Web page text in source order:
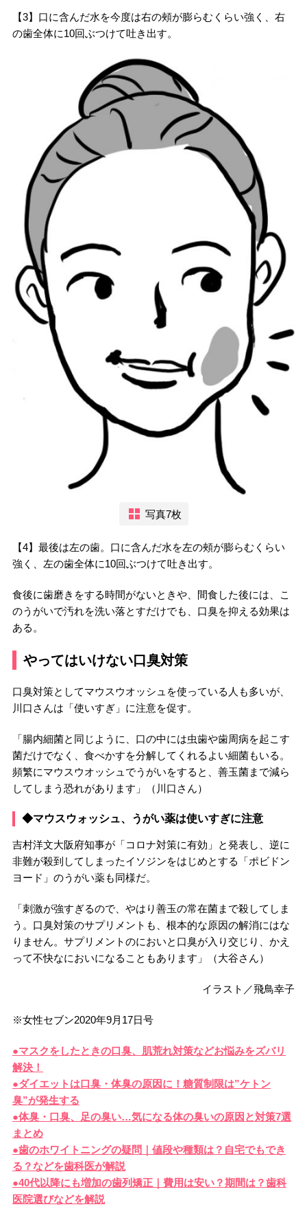
【3】口に含んだ水を今度は右の頰が膨らむくらい強く、右
の歯全体に10回ぶつけて吐き出す。
写真7枚
【4】最後は左の歯。口に含んだ水を左の頰が膨らむくらい
強く、左の歯全体に10回ぶつけて吐き出す。
食後に歯磨きをする時間がないときや、間食した後には、こ
のうがいで汚れを洗い落とすだけでも、口臭を抑える効果は
ある。
やってはいけない口臭対策
口臭対策としてマウスウオッシュを使っている人も多いが、
川口さんは「使いすぎ」に注意を促す。
「腸内細菌と同じように、口の中には虫歯や歯周病を起こす
菌だけでなく、食べかすを分解してくれるよい細菌もいる。
頻繁にマウスウオッシュでうがいをすると、善玉菌まで減ら
してしまう恐れがあります」（川口さん）
◆マウスウォッシュ、うがい薬は使いすぎに注意
吉村洋文大阪府知事が「コロナ対策に有効」と発表し、逆に
非難が殺到してしまったイソジンをはじめとする「ポビドン
ヨード」のうがい薬も同様だ。
「刺激が強すぎるので、やはり善玉の常在菌まで殺してしま
う。口臭対策のサプリメントも、根本的な原因の解消にはな
りません。サプリメントのにおいと口臭が入り交じり、かえ
って不快なにおいになることもあります」（大谷さん）
イラスト／飛鳥幸子
※女性セブン2020年9月17日号
●マスクをしたときの口臭、肌荒れ対策などお悩みをズバリ
解決！
●ダイエットは口臭・体臭の原因に！糖質制限は”ケトン
臭”が発生する
●体臭・口臭、足の臭い…気になる体の臭いの原因と対策7選
まとめ
●歯のホワイトニングの疑問｜値段や種類は？自宅でもでき
る？などを歯科医が解説
●40代以降にも増加の歯列矯正｜費用は安い？期間は？歯科
医院選びなどを解説